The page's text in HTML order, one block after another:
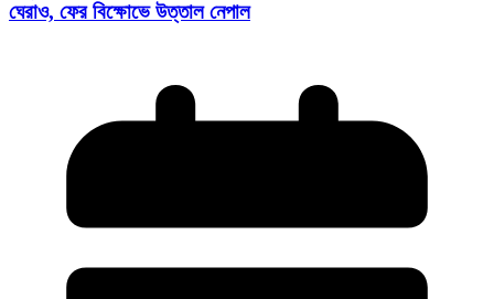
ঘেরাও, ফের বিক্ষোভে উত্তাল নেপাল